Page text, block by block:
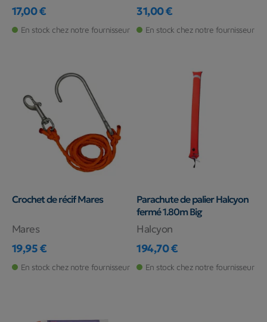
Prix
17,00 €
En stock chez notre fournisseur
Prix
31,00 €
En stock chez notre fournisseur
Crochet de récif Mares
Mares
Prix
19,95 €
En stock chez notre fournisseur
Parachute de palier Halcyon
fermé 1.80m Big
Halcyon
Prix
194,70 €
En stock chez notre fournisseur